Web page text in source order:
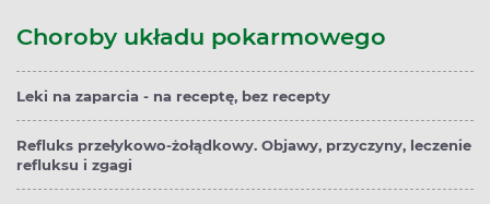
Choroby układu pokarmowego
Leki na zaparcia - na receptę, bez recepty
Refluks przełykowo-żołądkowy. Objawy, przyczyny, leczenie
refluksu i zgagi